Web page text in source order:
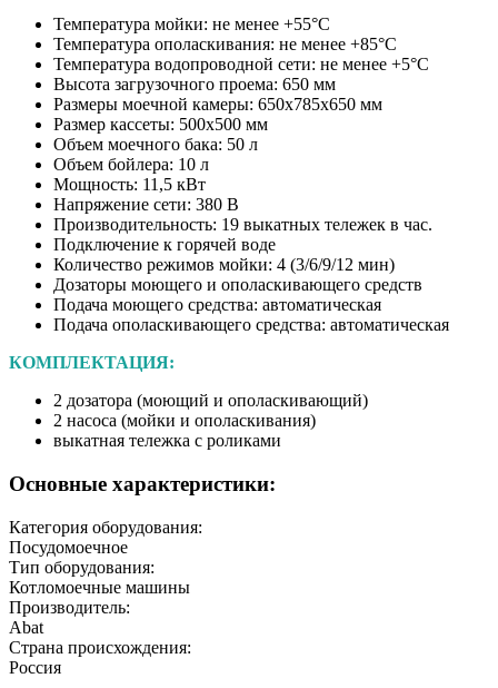
Температура мойки: не менее +55°С
Температура ополаскивания: не менее +85°С
Температура водопроводной сети: не менее +5°С
Высота загрузочного проема: 650 мм
Размеры моечной камеры: 650х785х650 мм
Размер кассеты: 500х500 мм
Объем моечного бака: 50 л
Объем бойлера: 10 л
Мощность: 11,5 кВт
Напряжение сети: 380 В
Производительность: 19 выкатных тележек в час.
Подключение к горячей воде
Количество режимов мойки: 4 (3/6/9/12 мин)
Дозаторы моющего и ополаскивающего средств
Подача моющего средства: автоматическая
Подача ополаскивающего средства: автоматическая
КОМПЛЕКТАЦИЯ:
2 дозатора (моющий и ополаскивающий)
2 насоса (мойки и ополаскивания)
выкатная тележка с роликами
Основные характеристики:
Категория оборудования:
Посудомоечное
Тип оборудования:
Котломоечные машины
Производитель:
Abat
Страна происхождения:
Россия